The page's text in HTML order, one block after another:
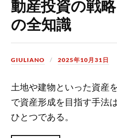
動産投資の戦
の全知識
GIULIANO 2025年10月31日
土地や建物といった資産
で資産形成を目指す手法
ひとつである。